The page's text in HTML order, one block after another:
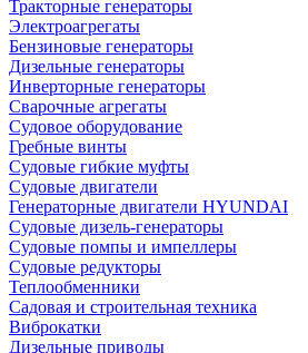
Тракторные генераторы
Электроагрегаты
Бензиновые генераторы
Дизельные генераторы
Инверторные генераторы
Сварочные агрегаты
Судовое оборудование
Гребные винты
Судовые гибкие муфты
Судовые двигатели
Генераторные двигатели HYUNDAI
Судовые дизель-генераторы
Судовые помпы и импеллеры
Судовые редукторы
Теплообменники
Садовая и строительная техника
Виброкатки
Дизельные приводы